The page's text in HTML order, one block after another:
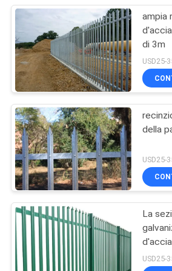
ampia
di 3m
USD25-
della
USD25-
La
USD25-